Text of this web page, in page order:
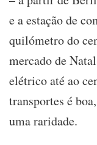
e a estação de
quilómetro do
mercado de
elétrico até ao
transportes é
uma raridade.